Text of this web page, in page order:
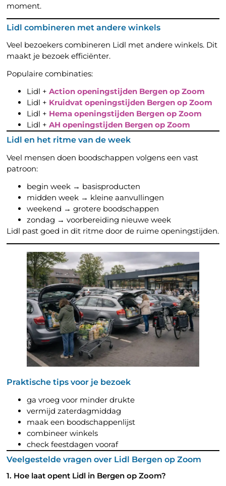
moment.
Lidl combineren met andere winkels
Veel bezoekers combineren Lidl met andere winkels. Dit
maakt je bezoek efficiënter.
Populaire combinaties:
Lidl +Action openingstijden Bergen op Zoom
Lidl + Kruidvat openingstijden Bergen op Zoom
Lidl + Hema openingstijden Bergen op Zoom
Lidl +AH openingstijden Bergen op Zoom
Lidl en het ritme van de week
Veel mensen doen boodschappen volgens een vast
patroon:
begin week → basisproducten
midden week → kleine aanvullingen
weekend → grotere boodschappen
zondag → voorbereiding nieuwe week
Lidl past goed in dit ritme door de ruime openingstijden.
Praktische tips voor je bezoek
ga vroeg voor minder drukte
vermijd zaterdagmiddag
maak een boodschappenlijst
combineer winkels
check feestdagen vooraf
Veelgestelde vragen over Lidl Bergen op Zoom
1. Hoe laat opent Lidl in Bergen op Zoom?